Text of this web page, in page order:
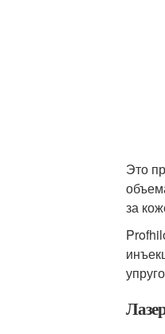
Это
за